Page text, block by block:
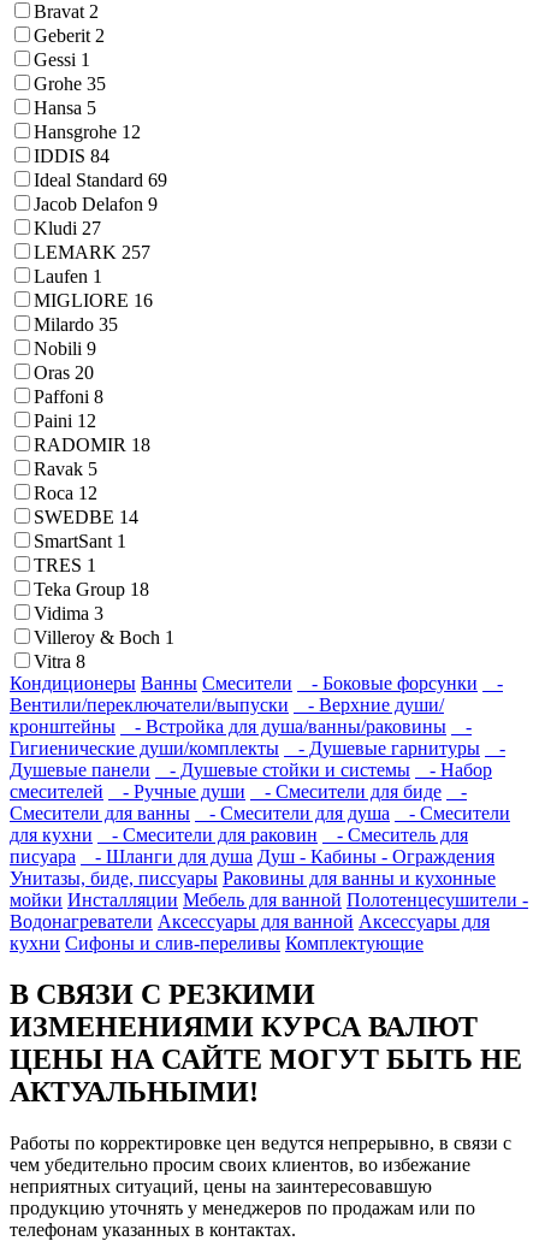
Bravat 2
Geberit 2
Gessi 1
Grohe 35
Hansa 5
Hansgrohe 12
IDDIS 84
Ideal Standard 69
Jacob Delafon 9
Kludi 27
LEMARK 257
Laufen 1
MIGLIORE 16
Milardo 35
Nobili 9
Oras 20
Paffoni 8
Paini 12
RADOMIR 18
Ravak 5
Roca 12
SWEDBE 14
SmartSant 1
TRES 1
Teka Group 18
Vidima 3
Villeroy & Boch 1
Vitra 8
Кондиционеры Ванны Смесители - Боковые форсунки
-
Вентили/переключатели/выпуски
- Верхние души/
кронштейны
- Встройка для душа/ванны/раковины
-
Гигиенические души/комплекты
- Душевые гарнитуры
-
Душевые панели
- Душевые стойки и системы
- Набор
смесителей
- Ручные души - Смесители для биде
-
Смесители для ванны
- Смесители для душа
- Смесители
для кухни
- Смесители для раковин
- Смеситель для
писуара
- Шланги для душа Душ - Кабины - Ограждения
Унитазы, биде, писсуары Раковины для ванны и кухонные
мойки Инсталляции Мебель для ванной Полотенцесушители -
Водонагреватели Аксессуары для ванной Аксессуары для
кухни Сифоны и слив-переливы Комплектующие
В СВЯЗИ С РЕЗКИМИ
ИЗМЕНЕНИЯМИ КУРСА ВАЛЮТ
ЦЕНЫ НА САЙТЕ МОГУТ БЫТЬ НЕ
АКТУАЛЬНЫМИ!
Работы по корректировке цен ведутся непрерывно, в связи с
чем убедительно просим своих клиентов, во избежание
неприятных ситуаций, цены на заинтересовавшую
продукцию уточнять у менеджеров по продажам или по
телефонам указанных в контактах.